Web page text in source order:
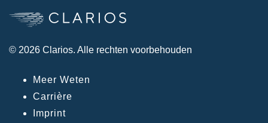
© 2026 Clarios. Alle rechten voorbehouden
Meer Weten
Carrière
Imprint